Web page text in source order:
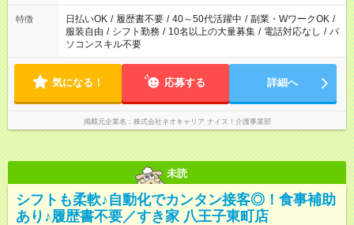
特徴 日払いOK / 履歴書不要 / 40～50代活躍中 / 副業・WワークOK /
服装自由 / シフト勤務 / 10名以上の大量募集 / 電話対応なし / パ
ソコンスキル不要
気になる！ 応募する 詳細へ
掲載元企業名 株式会社ネオキャリア ナイス！介護事業部
未読
シフトも柔軟♪自動化でカンタン接客◎！食事補助
あり♪履歴書不要／すき家 八王子東町店